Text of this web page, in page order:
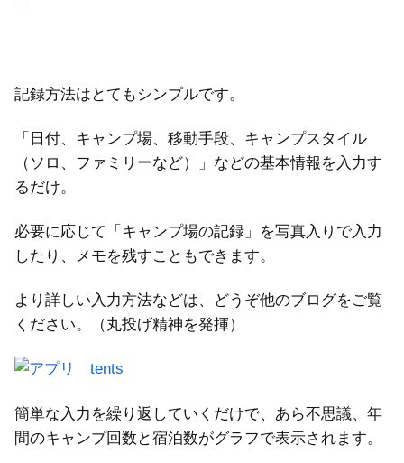
記録方法はとてもシンプルです。
「日付、キャンプ場、移動手段、キャンプスタイル
（ソロ、ファミリーなど）」などの基本情報を入力す
るだけ。
必要に応じて「キャンプ場の記録」を写真入りで入力
したり、メモを残すこともできます。
より詳しい入力方法などは、どうぞ他のブログをご覧
ください。（丸投げ精神を発揮）
簡単な入力を繰り返していくだけで、あら不思議、年
間のキャンプ回数と宿泊数がグラフで表示されます。